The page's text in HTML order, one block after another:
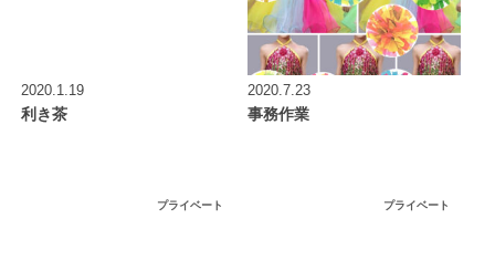
2020.1.19
利き茶
2020.7.23
事務作業
プライベート プライベート